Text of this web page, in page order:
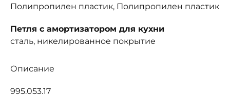
Полипропилен пластик, Полипропилен пластик
Петля с амортизатором для кухни
сталь, никелированное покрытие
Описание
995.053.17